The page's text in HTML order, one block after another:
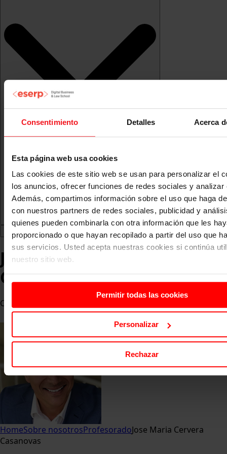
Consentimiento Detalles Acerca
Esta página web usa cookies
Las cookies de este sitio web se usan para personalizar el
los anuncios, ofrecer funciones de redes sociales y analizar
Además, compartimos información sobre el uso que haga
con nuestros partners de redes sociales, publicidad y
quienes pueden combinarla con otra información que les
proporcionado o que hayan recopilado a partir del uso que
sus servicios. Usted acepta nuestras cookies si continúa
nuestro sitio web.
Permitir todas las cookies
Personalizar
Rechazar
Jose Maria Cervera
Casanovas
Co-Fundador de MIT-Spain
HomeSobre nosotrosProfesoradoJose Maria Cervera
Casanovas